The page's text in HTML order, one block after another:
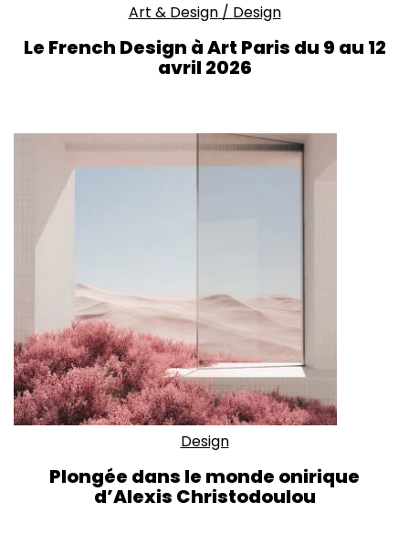
Art & Design/ Design
Le French Design à Art Paris du 9 au 12
avril 2026
Design
Plongée dans le monde onirique
d’Alexis Christodoulou